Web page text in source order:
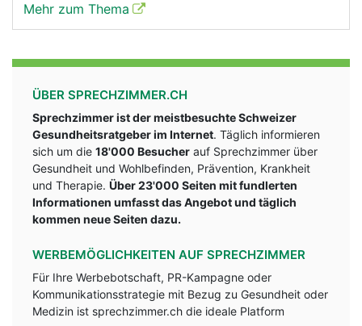
Mehr zum Thema
ÜBER SPRECHZIMMER.CH
Sprechzimmer ist der meistbesuchte Schweizer
Gesundheitsratgeber im Internet. Täglich informieren
sich um die 18'000 Besucher auf Sprechzimmer über
Gesundheit und Wohlbefinden, Prävention, Krankheit
und Therapie. Über 23'000 Seiten mit fundlerten
Informationen umfasst das Angebot und täglich
kommen neue Seiten dazu.
WERBEMÖGLICHKEITEN AUF SPRECHZIMMER
Für Ihre Werbebotschaft, PR-Kampagne oder
Kommunikationsstrategie mit Bezug zu Gesundheit oder
Medizin ist sprechzimmer.ch die ideale Platform